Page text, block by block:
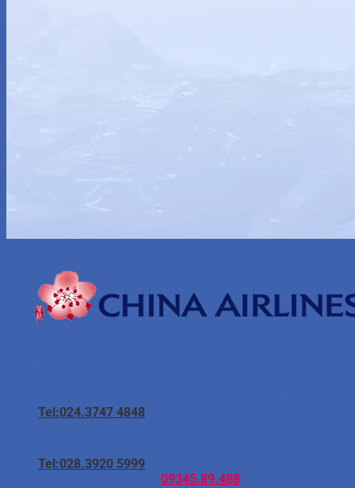
Tel:024.3747 4848
Tel:028.3920 5999
09345.89.488